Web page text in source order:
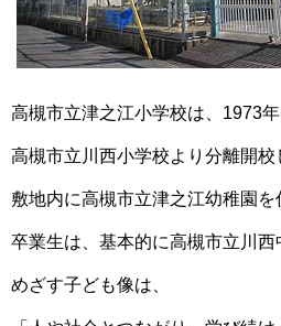
高槻市立津之江小学校は、1973
高槻市立川西小学校より分離開校
敷地内に高槻市立津之江幼稚園を
卒業生は、基本的に高槻市立川西
めざす子ども像は、